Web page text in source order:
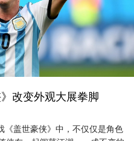
改变外观大展拳脚
《盖世豪侠》中，不仅仅是角色